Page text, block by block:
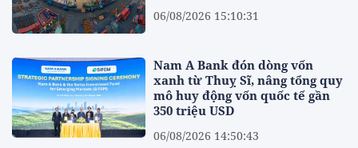
06/08/2026 15:10:31
Nam A Bank đón dòng vốn
xanh từ Thuỵ Sĩ, nâng tổng quy
mô huy động vốn quốc tế gần
350 triệu USD
06/08/2026 14:50:43